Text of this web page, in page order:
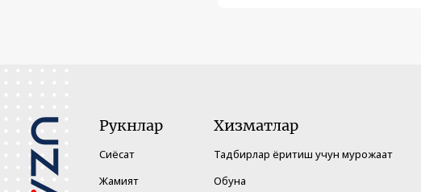
Рукнлар
Сиёсат
Жамият
Хизматлар
Тадбирлар ёритиш учун мурожаат
Обуна